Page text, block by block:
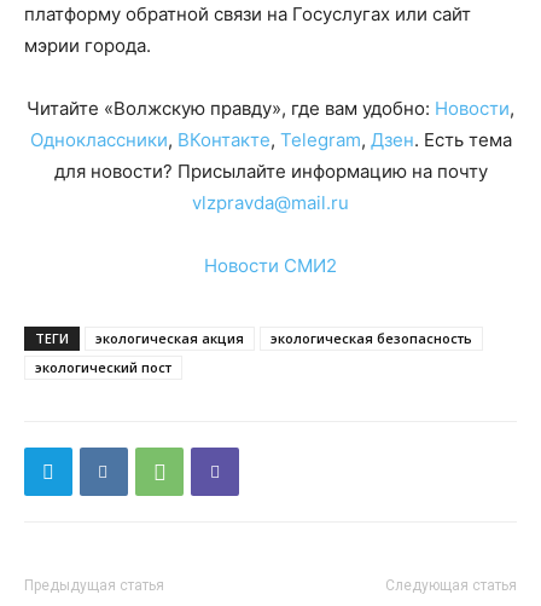
платформу обратной связи на Госуслугах или сайт
мэрии города.
Читайте «Волжскую правду», где вам удобно: Новости,
Одноклассники, ВКонтакте, Telegram, Дзен. Есть тема
для новости? Присылайте информацию на почту
vlzpravda@mail.ru
Новости СМИ2
ТЕГИ экологическая акция
экологическая безопасность
экологический пост
Предыдущая статья Следующая статья